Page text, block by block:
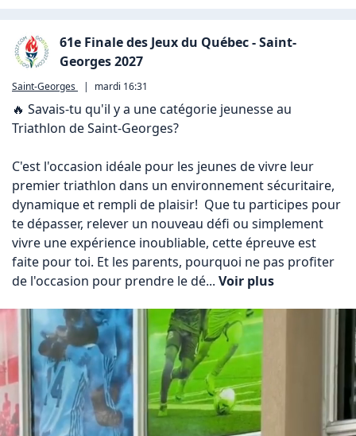
61e Finale des Jeux du Québec - Saint-
Georges 2027
Saint-Georges | mardi 16:31
🔥 Savais-tu qu'il y a une catégorie jeunesse au
Triathlon de Saint-Georges?
C'est l'occasion idéale pour les jeunes de vivre leur
premier triathlon dans un environnement sécuritaire,
dynamique et rempli de plaisir!  Que tu participes pour
te dépasser, relever un nouveau défi ou simplement
vivre une expérience inoubliable, cette épreuve est
faite pour toi. Et les parents, pourquoi ne pas profiter
de l'occasion pour prendre le dé... Voir plus